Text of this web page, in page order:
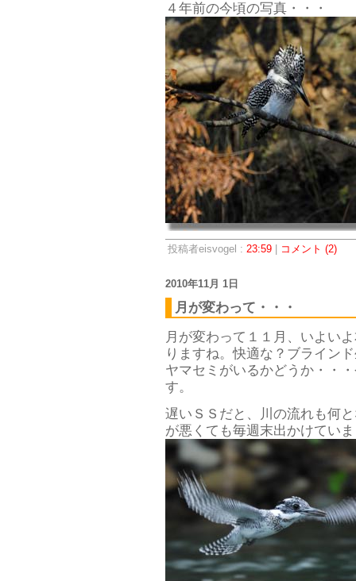
４年前の今頃の写真・・・
投稿者eisvogel : 23:59| コメント (2)
2010年11月 1日
月が変わって・・・
月が変わって１１月、いよい
りますね。快適な？ブライン
ヤマセミがいるかどうか・・
す。
遅いＳＳだと、川の流れも何
が悪くても毎週末出かけてい